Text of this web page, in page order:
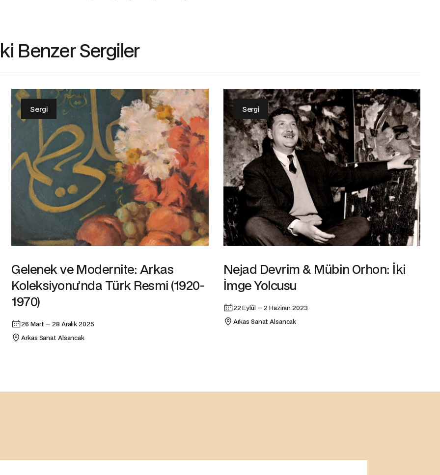
Benzer Sergiler
Sergi
Gelenek ve Modernite: Arkas
Koleksiyonu’nda Türk Resmi (1920-
1970)
26 Mart — 28 Aralık 2025
Arkas Sanat Alsancak
Sergi
Nejad Devrim & Mübin Orhon: İki
İmge Yolcusu
22 Eylül — 2 Haziran 2023
Arkas Sanat Alsancak